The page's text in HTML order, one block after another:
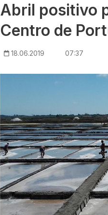
Abril positivo
Centro de
18.06.2019 07:37